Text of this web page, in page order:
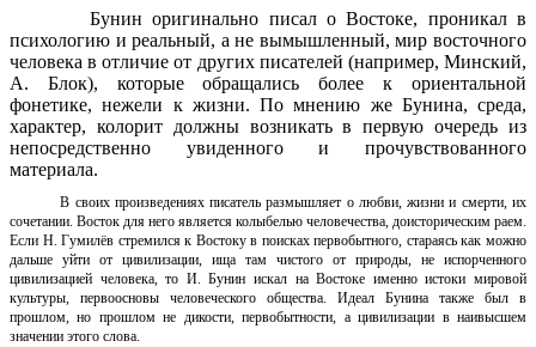
Бунин оригинально писал о Востоке, проникал в
психологию и реальный, а не вымышленный, мир восточного
человека в отличие от других писателей (например, Минский,
А. Блок), которые обращались более к ориентальной
фонетике, нежели к жизни. По мнению же Бунина, среда,
характер, колорит должны возникать в первую очередь из
непосредственно увиденного и прочувствованного
материала.
В своих произведениях писатель размышляет о любви, жизни и смерти, их
сочетании. Восток для него является колыбелью человечества, доисторическим раем.
Если Н. Гумилёв стремился к Востоку в поисках первобытного, стараясь как можно
дальше уйти от цивилизации, ища там чистого от природы, не испорченного
цивилизацией человека, то И. Бунин искал на Востоке именно истоки мировой
культуры, первоосновы человеческого общества. Идеал Бунина также был в
прошлом, но прошлом не дикости, первобытности, а цивилизации в наивысшем
значении этого слова.